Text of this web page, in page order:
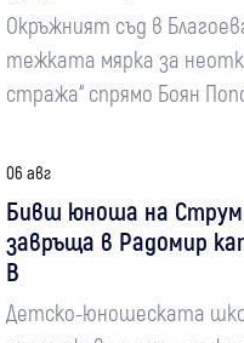
Окръжният съд в
тежката мярка за
стража“ спрямо Боян
06 авг
Бивш юноша на
завръща в Радомир
B
Детско-юношеската